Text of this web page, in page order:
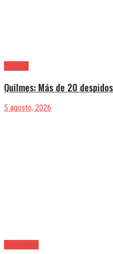
Quilmes: Más de 20
5 agosto, 2026